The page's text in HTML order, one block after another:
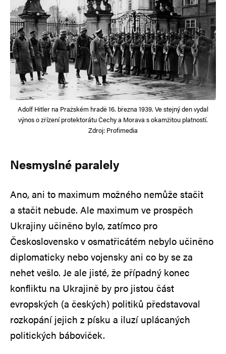
Adolf Hitler na Pražském hradě 16. března 1939. Ve stejný den vydal
výnos o zřízení protektorátu Čechy a Morava s okamžitou platností.
Zdroj: Profimedia
Nesmyslné paralely
Ano, ani to maximum možného nemůže stačit
a stačit nebude. Ale maximum ve prospěch
Ukrajiny učiněno bylo, zatímco pro
Československo v osmatřicátém nebylo učiněno
diplomaticky nebo vojensky ani co by se za
nehet vešlo. Je ale jisté, že případný konec
konfliktu na Ukrajině by pro jistou část
evropských (a českých) politiků představoval
rozkopání jejich z písku a iluzí uplácaných
politických báboviček.